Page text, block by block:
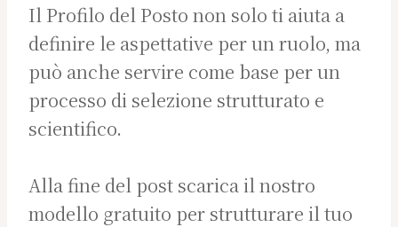
Il Profilo del Posto non solo ti aiuta a
definire le aspettative per un ruolo, ma
può anche servire come base per un
processo di selezione strutturato e
scientifico.
Alla fine del post scarica il nostro
modello gratuito per strutturare il tuo